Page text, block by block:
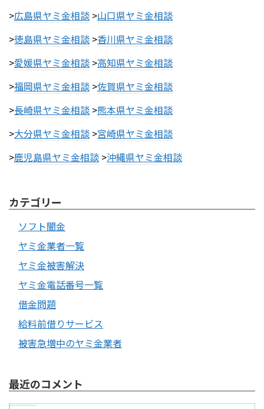
>広島県ヤミ金相談 >山口県ヤミ金相談
>徳島県ヤミ金相談 >香川県ヤミ金相談
>愛媛県ヤミ金相談 >高知県ヤミ金相談
>福岡県ヤミ金相談 >佐賀県ヤミ金相談
>長崎県ヤミ金相談 >熊本県ヤミ金相談
>大分県ヤミ金相談 >宮崎県ヤミ金相談
>鹿児島県ヤミ金相談 >沖縄県ヤミ金相談
カテゴリー
ソフト闇金
ヤミ金業者一覧
ヤミ金被害解決
ヤミ金電話番号一覧
借金問題
給料前借りサービス
被害急増中のヤミ金業者
最近のコメント